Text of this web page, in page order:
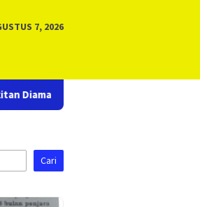
7, 2026
EMPAT LAWANG PIMPIN UPACARA
Cari